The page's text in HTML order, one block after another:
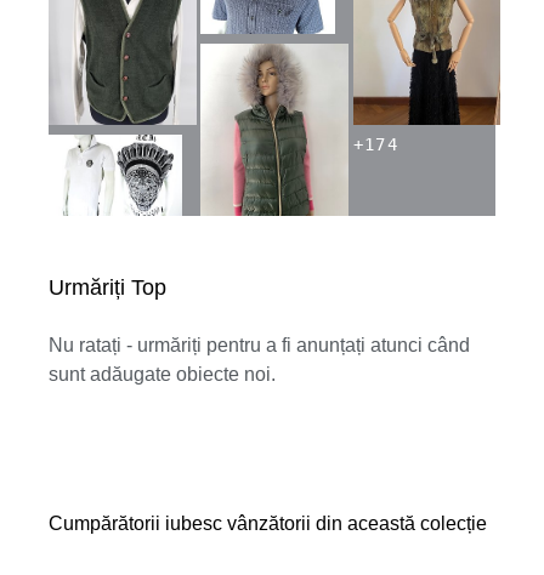
Urmăriți Top
Nu ratați - urmăriți pentru a fi anunțați atunci când
sunt adăugate obiecte noi.
+174
Cumpărătorii iubesc vânzătorii din această colecție